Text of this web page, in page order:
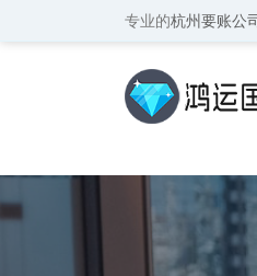
专业的杭州要账公